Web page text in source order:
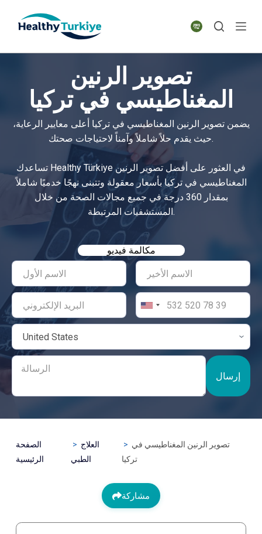
p
n
n
تصوير الرنين
المغناطيسي في تركيا
يضمن تصوير الرنين المغناطيسي في تركيا أعلى معايير الرعاية،
حيث يقدم حلاً شاملاً وآمناً لاحتياجات صحتك.
تساعدك Healthy Türkiye في العثور على أفضل تصوير الرنين
المغناطيسي في تركيا بأسعار معقولة وتتبنى نهجًا خدميًا شاملاً
بمقدار 360 درجة في جميع مجالات الصحة من خلال
المستشفيات المرتبطة.
مكالمة فيديو
إرسال
الصفحة
الرئيسية
العلاج
الطبي
تركيا
مشاركة